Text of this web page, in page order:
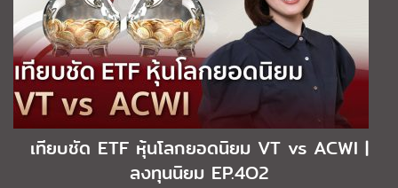
เทียบชัด ETF หุ้นโลกยอดนิยม VT vs ACWI |
ลงทุนนิยม EP.4O2